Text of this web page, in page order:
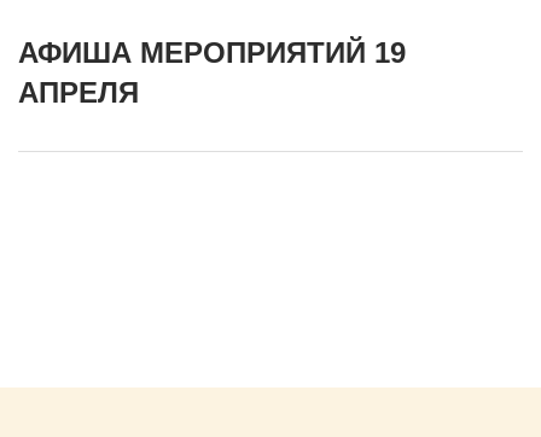
АФИША МЕРОПРИЯТИЙ 19
АПРЕЛЯ